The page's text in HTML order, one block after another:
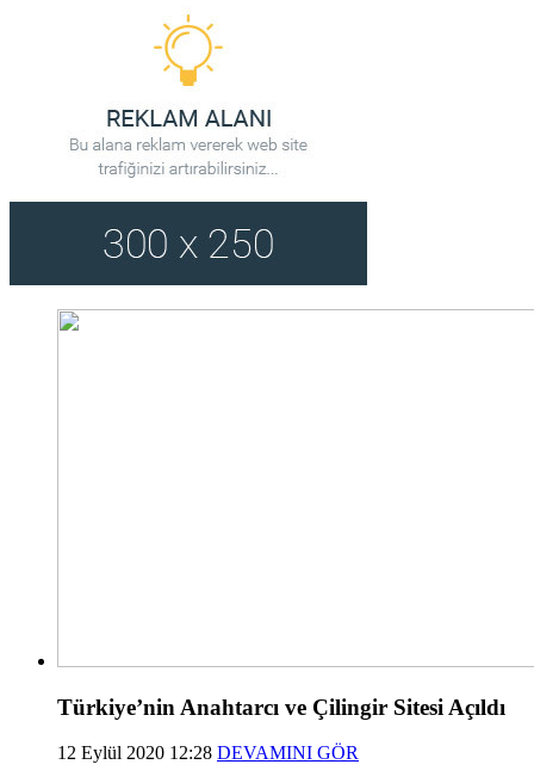
Türkiye’nin Anahtarcı ve Çilingir Sitesi Açıldı
12 Eylül 2020 12:28 DEVAMINI GÖR